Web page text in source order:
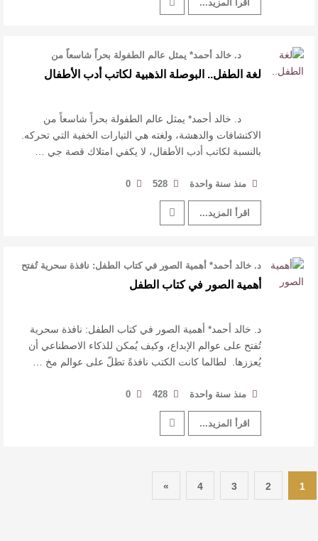
اقرأ المزيد...
د. خالد أحمد* يمثل عالم الطفولة بحراً شاسعاً من
الاكتشافات والدهشة، ولغته …
لغة الطفل.. البوصلة الذهبية لكاتب أدب الأطفال
د. خالد أحمد* يمثل عالم الطفولة بحراً شاسعاً من
الاكتشافات والدهشة، ولغته هي التيارات الخفية التي تحركه.
بالنسبة لكاتب أدب الأطفال، لا يكفي امتلاك قصة جي …
منذ سنة واحدة 528
0
اقرأ المزيد...
د. خالد أحمد* أهمية الصور في كتاب الطفل: نافذة سحرية تُفتح
على عوالم الإبداع، وك …
أهمية الصور في كتاب الطفل
د. خالد أحمد* أهمية الصور في كتاب الطفل: نافذة سحرية
تُفتح على عوالم الإبداع، وكيف يُمكن للذكاء الاصطناعي أن
يُعززها. لطالما كانت الكتب نافذةً تطلّ على عوالم مخ …
منذ سنة واحدة 428
0
اقرأ المزيد...
1
2
3
4
»